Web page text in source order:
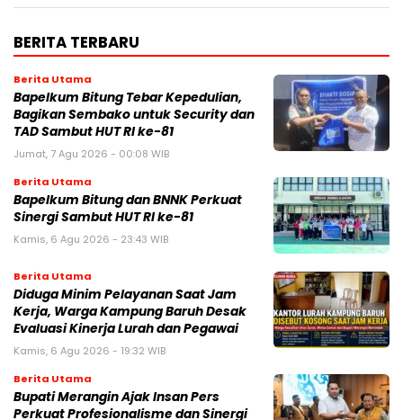
BERITA TERBARU
Berita Utama
Bapelkum Bitung Tebar Kepedulian,
Bagikan Sembako untuk Security dan
TAD Sambut HUT RI ke-81
Jumat, 7 Agu 2026 - 00:08 WIB
Berita Utama
Bapelkum Bitung dan BNNK Perkuat
Sinergi Sambut HUT RI ke-81
Kamis, 6 Agu 2026 - 23:43 WIB
Berita Utama
Diduga Minim Pelayanan Saat Jam
Kerja, Warga Kampung Baruh Desak
Evaluasi Kinerja Lurah dan Pegawai
Kamis, 6 Agu 2026 - 19:32 WIB
Berita Utama
Bupati Merangin Ajak Insan Pers
Perkuat Profesionalisme dan Sinergi